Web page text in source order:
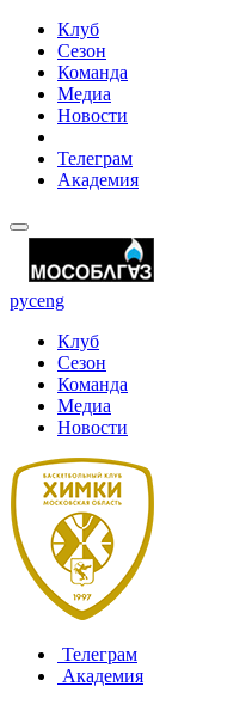
Клуб
Сезон
Команда
Медиа
Новости
Телеграм
Академия
русeng
Клуб
Сезон
Команда
Медиа
Новости
Телеграм
Академия